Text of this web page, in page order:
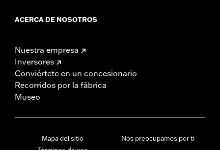
ACERCA DE NOSOTROS
Nuestra empresa
Inversores
Conviértete en un concesionario
Recorridos por la fábrica
Museo
Mapa del sitio
Nos preocupamos por ti